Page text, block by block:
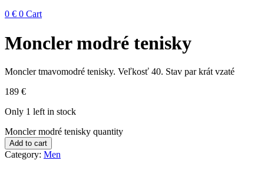
0 € 0 Cart
Moncler modré tenisky
Moncler tmavomodré tenisky. Veľkosť 40. Stav par krát vzaté
189 €
Only 1 left in stock
Moncler modré tenisky quantity
Add to cart
Category: Men